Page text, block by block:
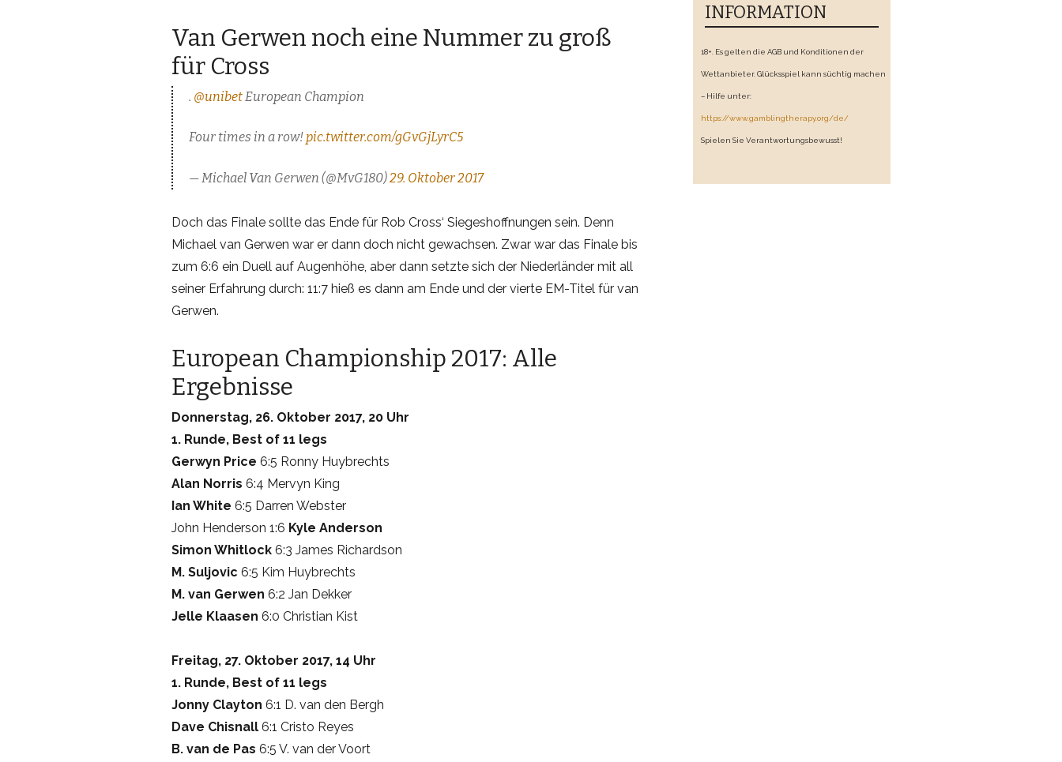
Van Gerwen noch eine Nummer zu groß
für Cross
. @unibet European Champion
Four times in a row! pic.twitter.com/gGvGjLyrC5
— Michael Van Gerwen (@MvG180)29. Oktober 2017
Doch das Finale sollte das Ende für Rob Cross‘ Siegeshoffnungen sein. Denn
Michael van Gerwen war er dann doch nicht gewachsen. Zwar war das Finale bis
zum 6:6 ein Duell auf Augenhöhe, aber dann setzte sich der Niederländer mit all
seiner Erfahrung durch: 11:7 hieß es dann am Ende und der vierte EM-Titel für van
Gerwen.
European Championship 2017: Alle
Ergebnisse
Donnerstag, 26. Oktober 2017, 20 Uhr
1. Runde, Best of 11 legs
Gerwyn Price 6:5 Ronny Huybrechts
Alan Norris 6:4 Mervyn King
Ian White 6:5 Darren Webster
John Henderson 1:6 Kyle Anderson
Simon Whitlock 6:3 James Richardson
M. Suljovic 6:5 Kim Huybrechts
M. van Gerwen 6:2 Jan Dekker
Jelle Klaasen 6:0 Christian Kist
Freitag, 27. Oktober 2017, 14 Uhr
1. Runde, Best of 11 legs
Jonny Clayton 6:1 D. van den Bergh
Dave Chisnall 6:1 Cristo Reyes
B. van de Pas 6:5 V. van der Voort
INFORMATION
18+. Es gelten die AGB und Konditionen der
Wettanbieter. Glücksspiel kann süchtig machen
– Hilfe unter:
https://www.gamblingtherapy.org/de/
Spielen Sie Verantwortungsbewusst!